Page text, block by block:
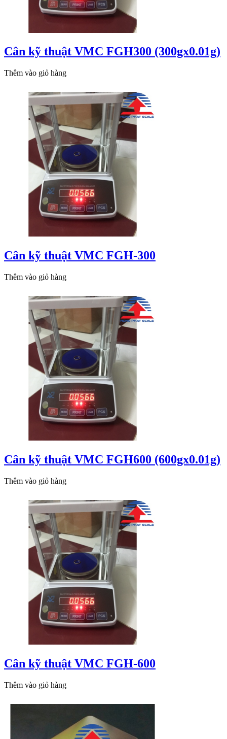
Cân kỹ thuật VMC FGH300 (300gx0.01g)
Thêm vào giỏ hàng
Cân kỹ thuật VMC FGH-300
Thêm vào giỏ hàng
Cân kỹ thuật VMC FGH600 (600gx0.01g)
Thêm vào giỏ hàng
Cân kỹ thuật VMC FGH-600
Thêm vào giỏ hàng